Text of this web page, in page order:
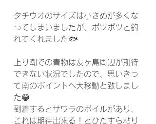
タチウオのサイズは小さめが多くな
ってしまいましたが、ポツポツと釣
れてくれました🐟️
上り潮での青物は友ヶ島周辺が期待
できない状況でしたので、思いきっ
て南のポイントへ大移動と致しまし
た😁
到着するとサワラのボイルがあり、
これは期待出来る！とひたすら粘り